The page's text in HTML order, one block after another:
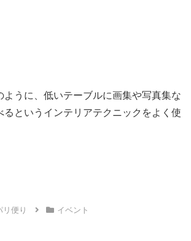
ように、低いテーブルに画集や写真集な
るというインテリアテクニックをよく使
リ便り イベント